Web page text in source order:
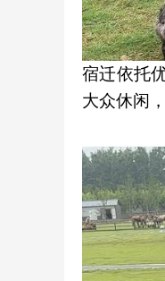
宿迁依托
大众休闲